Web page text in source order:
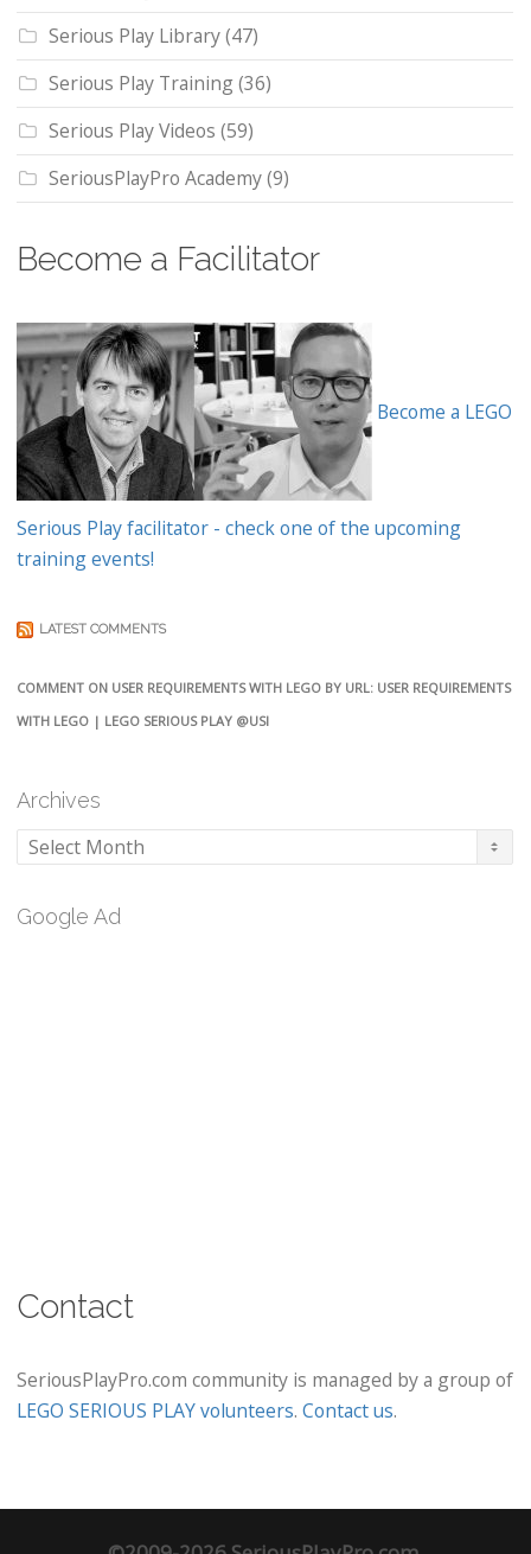
Serious Play Library(47)
Serious Play Training(36)
Serious Play Videos (59)
SeriousPlayPro Academy(9)
Become a Facilitator
Become a LEGO
Serious Play facilitator - check one of the upcoming
training events!
LATEST COMMENTS
COMMENT ON USER REQUIREMENTS WITH LEGO BY URL: USER REQUIREMENTS
WITH LEGO | LEGO SERIOUS PLAY @USI
Archives
Archives
Google Ad
Contact
SeriousPlayPro.com community is managed by a group of
LEGO SERIOUS PLAY volunteers. Contact us.